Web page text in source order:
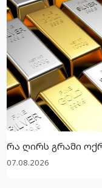
რა ღირს გრამი
07.08.2026